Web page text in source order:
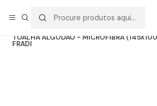
TOALHA ALGODÃO - MICROFIBRA
FRADI